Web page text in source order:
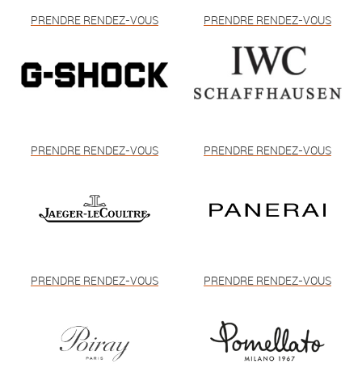
PRENDRE RENDEZ-VOUS PRENDRE RENDEZ-VOUS
PRENDRE RENDEZ-VOUS PRENDRE RENDEZ-VOUS
PRENDRE RENDEZ-VOUS PRENDRE RENDEZ-VOUS